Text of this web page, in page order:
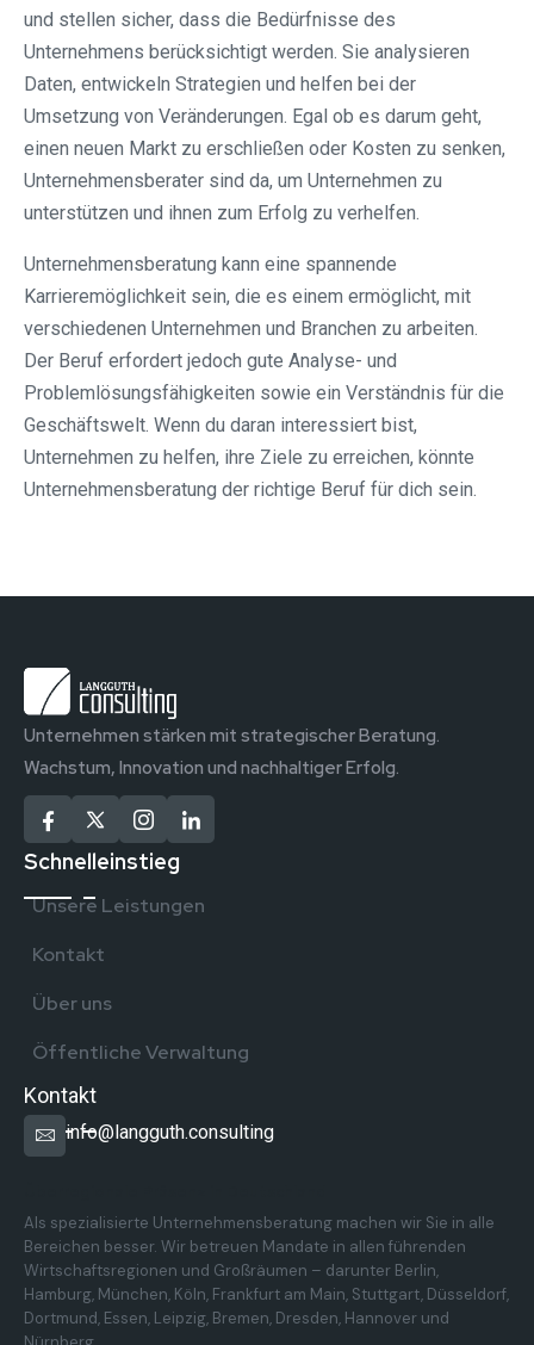
und stellen sicher, dass die Bedürfnisse des
Unternehmens berücksichtigt werden. Sie analysieren
Daten, entwickeln Strategien und helfen bei der
Umsetzung von Veränderungen. Egal ob es darum geht,
einen neuen Markt zu erschließen oder Kosten zu senken,
Unternehmensberater sind da, um Unternehmen zu
unterstützen und ihnen zum Erfolg zu verhelfen.
Unternehmensberatung kann eine spannende
Karrieremöglichkeit sein, die es einem ermöglicht, mit
verschiedenen Unternehmen und Branchen zu arbeiten.
Der Beruf erfordert jedoch gute Analyse- und
Problemlösungsfähigkeiten sowie ein Verständnis für die
Geschäftswelt. Wenn du daran interessiert bist,
Unternehmen zu helfen, ihre Ziele zu erreichen, könnte
Unternehmensberatung der richtige Beruf für dich sein.
Unternehmen stärken mit strategischer Beratung.
Wachstum, Innovation und nachhaltiger Erfolg.
Schnelleinstieg
Unsere Leistungen
Kontakt
Über uns
Öffentliche Verwaltung
Kontakt
info@langguth.consulting
Als spezialisierte Unternehmensberatung machen wir Sie in alle
Bereichen besser. Wir betreuen Mandate in allen führenden
Wirtschaftsregionen und Großräumen – darunter Berlin,
Hamburg, München, Köln, Frankfurt am Main, Stuttgart, Düsseldorf,
Dortmund, Essen, Leipzig, Bremen, Dresden, Hannover und